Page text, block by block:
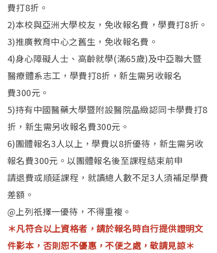
費打8折。
2)本校與亞洲大學校友，免收報名費，學費打8折。
3)推廣教育中心之舊生，免收報名費。
4)身心障礙人士、高齡就學(滿65歲)及中亞聯大暨
醫療體系志工，學費打8折，新生需另收報名
費300元。
5)持有中國醫藥大學暨附設醫院晶緻認同卡學費打8
折，新生需另收報名費300元。
6)團體報名3人以上，學費以8折優待，新生需另收
報名費300元。以團體報名後至課程結束前申
請退費或順延課程，就讀總人數不足3人須補足學費
差額。
@上列祇擇一優待，不得重複。
＊凡符合以上資格者，請於報名時自行提供證明文
件影本，否則恕不優惠，不便之處，敬請見諒＊